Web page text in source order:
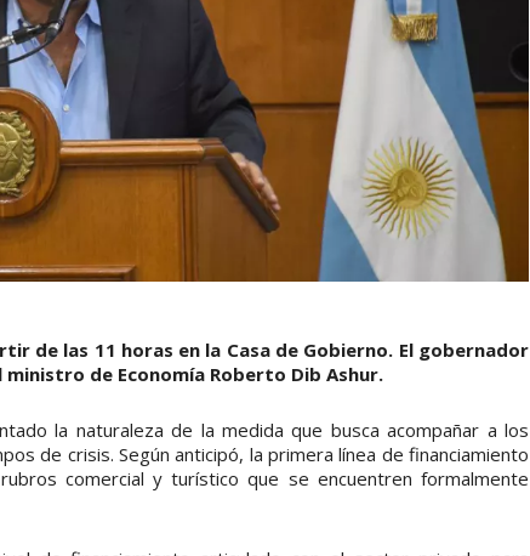
de las 11 horas en la Casa de Gobierno. El gobernador
de Economía Roberto Dib Ashur.
la naturaleza de la medida que busca acompañar a los
de crisis. Según anticipó, la primera línea de financiamiento
comercial y turístico que se encuentren formalmente